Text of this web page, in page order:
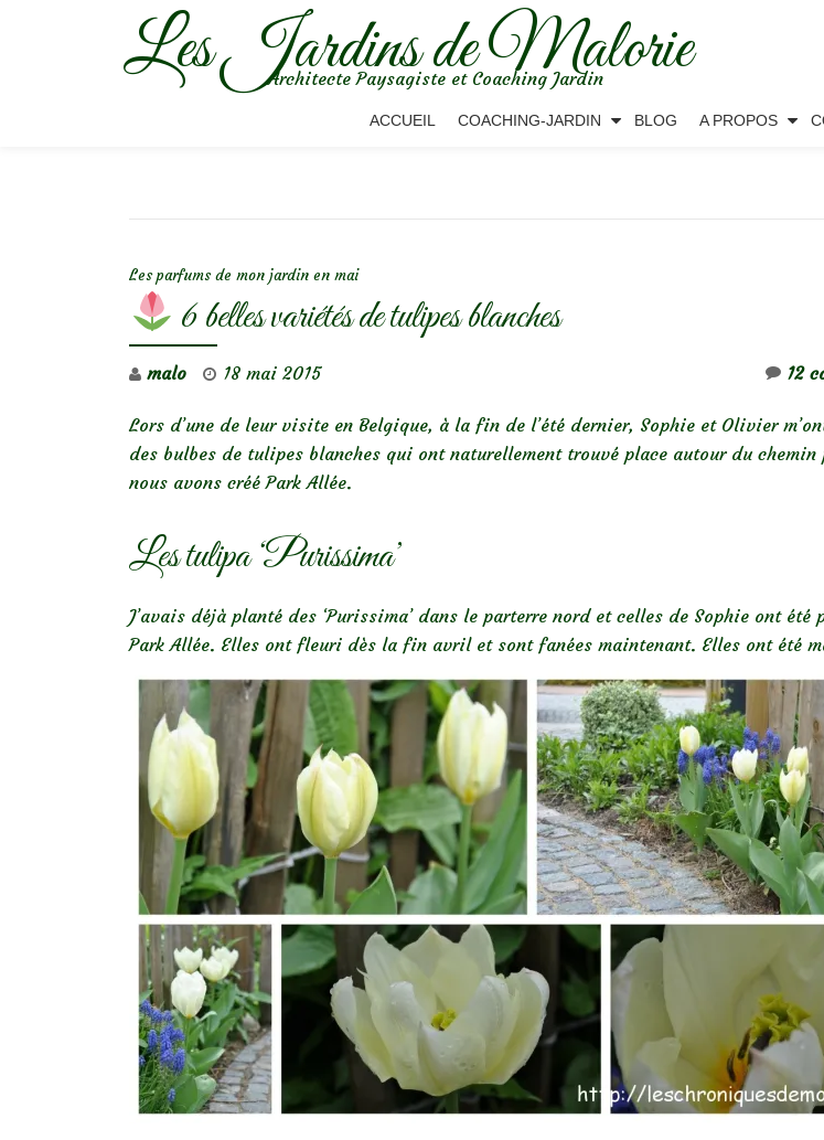
Les Jardins de Malorie
Architecte Paysagiste et Coaching Jardin
ACCUEIL COACHING-JARDIN BLOG A PROPOS
Les parfums de mon jardin en mai
6 belles variétés de tulipes blanches
malo 18 mai 2015 12
Lors d’une de leur visite en Belgique, à la fin de l’été dernier, Sophie et Olivier
des bulbes de tulipes blanches qui ont naturellement trouvé place autour du chemin
nous avons créé Park Allée.
Les tulipa ‘Purissima’
J’avais déjà planté des ‘Purissima’ dans le parterre nord et celles de Sophie ont été
Park Allée. Elles ont fleuri dès la fin avril et sont fanées maintenant. Elles ont été